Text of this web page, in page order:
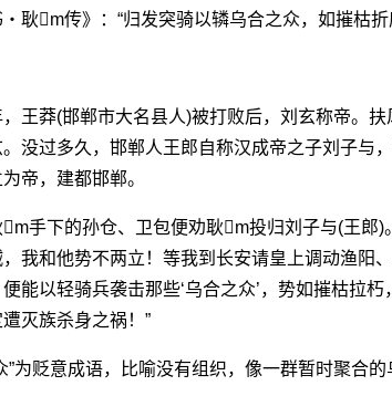
m传》：“归发突骑以辚乌合之众，如摧枯折
莽(邯郸市大名县人)被打败后，刘玄称帝。扶
没过多久，邯郸人王郎自称汉成帝之子刘子与
帝，建都邯郸。
下的孙仓、卫包便劝耿m投归刘子与(王郎)
我和他势不两立！等我到长安请皇上调动渔阳
能以轻骑兵袭击那些‘乌合之众’，势如摧枯拉
灭族杀身之祸！”
贬意成语，比喻没有组织，像一群暂时聚合的